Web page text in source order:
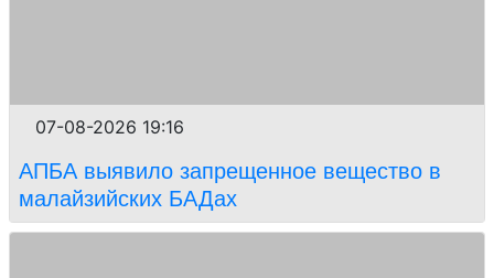
07-08-2026 19:16
АПБА выявило запрещенное вещество в
малайзийских БАДах